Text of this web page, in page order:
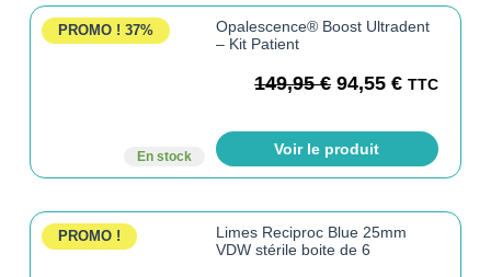
PROMO ! 37%
En stock
Opalescence® Boost Ultradent
– Kit Patient
149,95€ 94,55€ TTC
Voir le produit
PROMO !
Limes Reciproc Blue 25mm
VDW stérile boite de 6